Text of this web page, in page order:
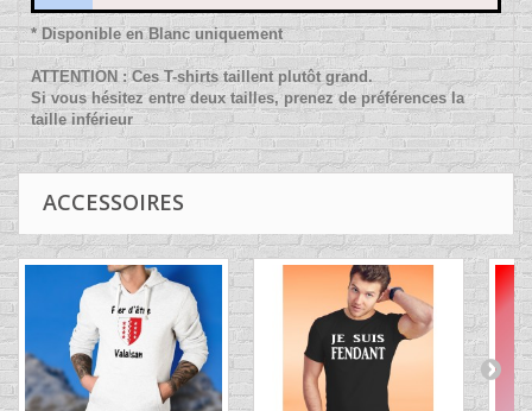
* Disponible en Blanc uniquement
ATTENTION : Ces T-shirts taillent plutôt grand.
Si vous hésitez entre deux tailles, prenez de préférences la
taille inférieur
ACCESSOIRES